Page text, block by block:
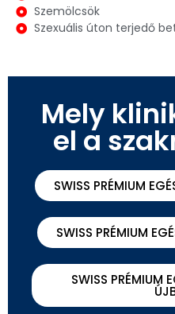
Szemölcsök
Szexuális úton terjedő
Mely
el a
SWISS PRÉMIUM
SWISS PRÉMIUM
SWISS PRÉMIUM